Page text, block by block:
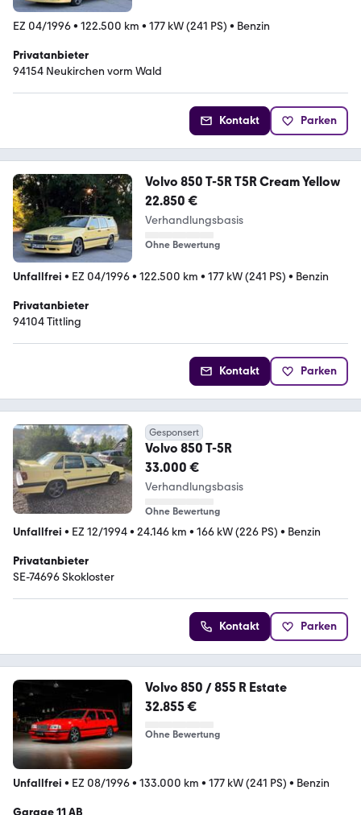
EZ 04/1996• 122.500 km • 177 kW (241 PS) • Benzin
Privatanbieter
94154 Neukirchen vorm Wald
Kontakt Parken
Volvo 850 T-5R T5R Cream Yellow
22.850 €
Verhandlungsbasis
Ohne Bewertung
Unfallfrei • EZ 04/1996• 122.500 km • 177 kW (241 PS) • Benzin
Privatanbieter
94104 Tittling
Kontakt Parken
Gesponsert
Volvo 850 T-5R
33.000 €
Verhandlungsbasis
Ohne Bewertung
Unfallfrei • EZ 12/1994• 24.146 km • 166 kW (226 PS) • Benzin
Privatanbieter
SE-74696 Skokloster
Kontakt Parken
Volvo 850 / 855 R Estate
32.855 €
Ohne Bewertung
Unfallfrei • EZ 08/1996• 133.000 km • 177 kW (241 PS) • Benzin